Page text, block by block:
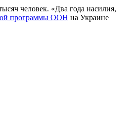
человек. «Два года насилия,
программы ООН на Украине